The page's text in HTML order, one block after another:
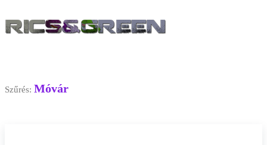
Szűrés: Móvár